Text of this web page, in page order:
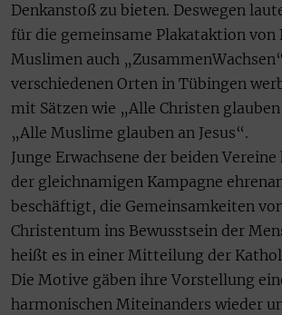
Denkanstoß zu bieten. Deswegen
für die gemeinsame Plakataktion von
Muslimen auch
verschiedenen Orten in Tübingen
mit Sätzen wie „Alle Christen
„Alle Muslime glauben an Jesus“.
Junge Erwachsene der beiden
der gleichnamigen Kampagne
beschäftigt, die Gemeinsamkeiten
Christentum ins Bewusstsein der
heißt es in einer Mitteilung der
Die Motive gäben ihre Vorstellung
harmonischen Miteinanders wieder